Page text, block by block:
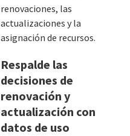
renovaciones, las
actualizaciones y la
asignación de recursos.
Respalde las
decisiones de
renovación y
actualización con
datos de uso